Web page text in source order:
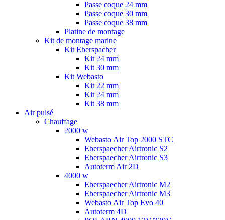
Passe coque 24 mm
Passe coque 30 mm
Passe coque 38 mm
Platine de montage
Kit de montage marine
Kit Eberspacher
Kit 24 mm
Kit 30 mm
Kit Webasto
Kit 22 mm
Kit 24 mm
Kit 38 mm
Air pulsé
Chauffage
2000 w
Webasto Air Top 2000 STC
Eberspaecher Airtronic S2
Eberspaecher Airtronic S3
Autoterm Air 2D
4000 w
Eberspaecher Airtronic M2
Eberspaecher Airtronic M3
Webasto Air Top Evo 40
Autoterm 4D